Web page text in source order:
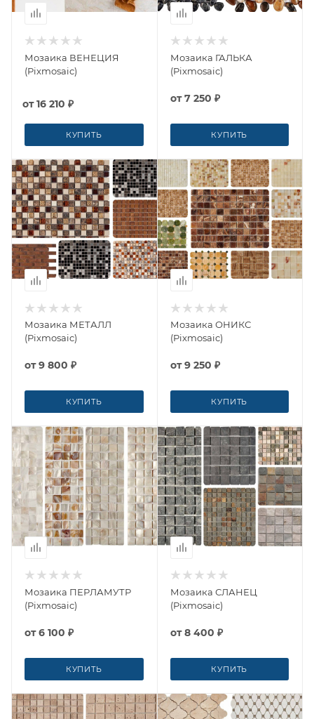
Мозаика ВЕНЕЦИЯ
(Pixmosaic)
от16 210 ₽
КУПИТЬ
Мозаика ГАЛЬКА
(Pixmosaic)
от7 250 ₽
КУПИТЬ
Мозаика МЕТАЛЛ
(Pixmosaic)
от9 800 ₽
КУПИТЬ
Мозаика ОНИКС
(Pixmosaic)
от9 250 ₽
КУПИТЬ
Мозаика ПЕРЛАМУТР
(Pixmosaic)
от6 100 ₽
КУПИТЬ
Мозаика СЛАНЕЦ
(Pixmosaic)
от8 400 ₽
КУПИТЬ